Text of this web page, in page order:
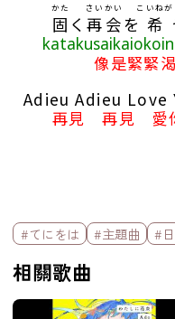
固
かた
く 再会
さいかい
を 希
こいねが
像是緊緊
再見 再見 愛
標籤欄
#てにをは #主題曲 #
相關歌曲